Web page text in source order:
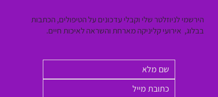
הירשמי לניוזלטר שלי וקבלי עדכונים על הטיפולים, הכתבות
בבלוג, אירועי קליניקה מארחת והשראה לאיכות חיים.